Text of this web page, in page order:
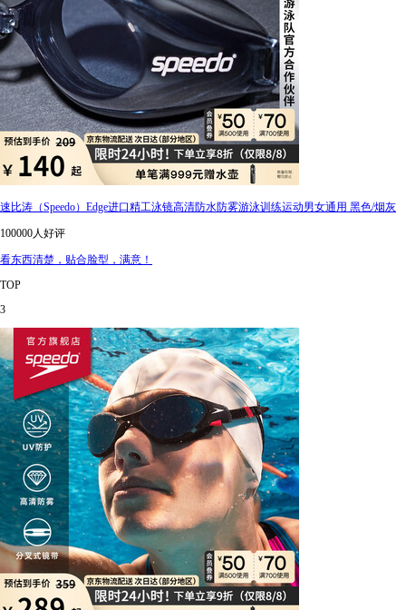
速比涛（Speedo）Edge进口精工泳镜高清防水防雾游泳训练运动男女通用 黑色/烟灰
100000人好评
看东西清楚，贴合脸型，满意！
TOP
3